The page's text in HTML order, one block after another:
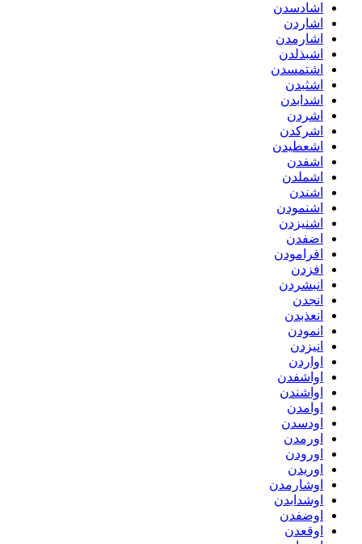
اشادسدن
اشاردن
اشارمدن
اشبذلدن
اشتمسدن
اشثبدن
اشدابدن
اشردن
اشرکدن
اشعطیدن
اشفدن
اشملدن
اشندن
اشنمودن
اشنیزدن
اضفدن
افرامودن
افزدن
انبشردن
انجدن
انعذبدن
انمودن
انیزدن
اواردن
اواشفدن
اواشندن
اوامدن
اودسدن
اورمدن
اورودن
اوریدن
اوشارمدن
اوشدابدن
اوضفدن
اوقعدن